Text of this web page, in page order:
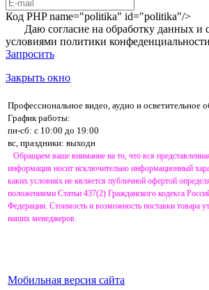
Код PHPname="politika" id="politika"/>
Даю согласие на обработку данных и
условиями политики конфеденциальности
Запросить
Закрыть окно
Профессиональное видео, аудио и осветительное
График работы:
пн-сб: с 10:00 до 19:00
вс, праздники: выходн
Обращаем ваше внимание на то, что вся
информация носит исключительно информационный
каких условиях не является публичной офертой
положениями Статьи 437(2) Гражданского кодекса
Федерации. Стоимость и возможность поставки товара
наших менеджеров.
Мобильная версия сайта